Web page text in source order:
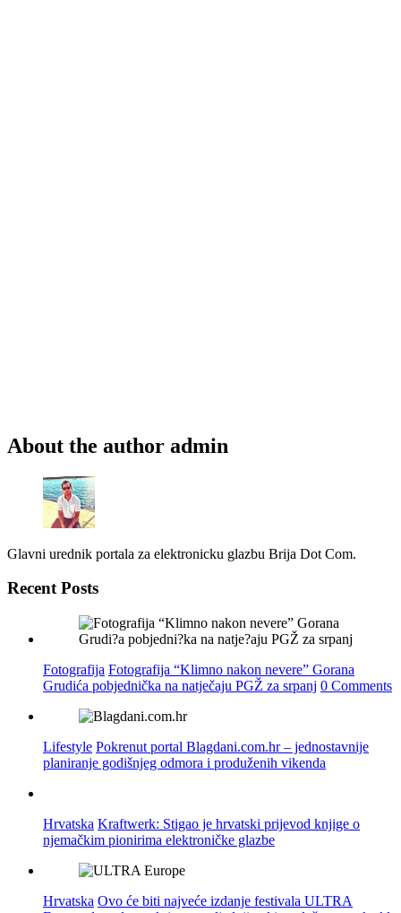
About the author admin
Glavni urednik portala za elektronicku glazbu Brija Dot Com.
Recent Posts
Fotografija Fotografija “Klimno nakon nevere” Gorana
Grudića pobjednička na natječaju PGŽ za srpanj 0 Comments
Lifestyle Pokrenut portal Blagdani.com.hr – jednostavnije
planiranje godišnjeg odmora i produženih vikenda
Hrvatska Kraftwerk: Stigao je hrvatski prijevod knjige o
njemačkim pionirima elektroničke glazbe
Hrvatska Ovo će biti najveće izdanje festivala ULTRA